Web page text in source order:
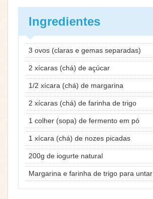
Ingredientes
3 ovos (claras e gemas separadas)
2 xícaras (chá) de açúcar
1/2 xícara (chá) de margarina
2 xícaras (chá) de farinha de trigo
1 colher (sopa) de fermento em pó
1 xícara (chá) de nozes picadas
200g de iogurte natural
Margarina e farinha de trigo para untar